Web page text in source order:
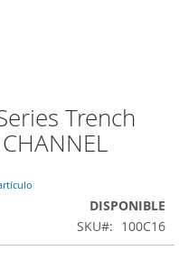
Trench
DISPONIBLE
SKU
100C16